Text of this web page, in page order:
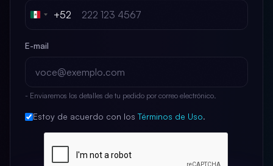
Mexico
+52
E-mail
- Enviaremos los detalles de tu pedido por correo electrónico.
Estoy de acuerdo con los Términos de Uso.